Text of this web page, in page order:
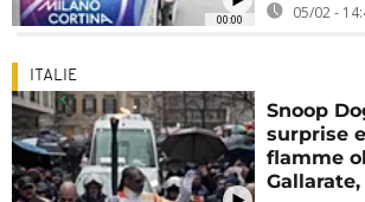
00:00 05/02 -
ITALIE
Snoop
surprise
flamme